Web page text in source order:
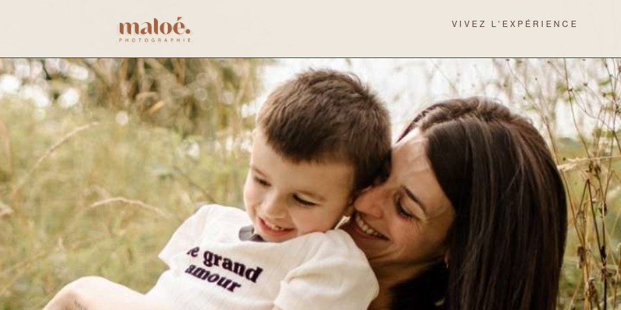
VIVEZ L'EXPÉRIENCE
VIVEZ L'EXPÉRIENCE